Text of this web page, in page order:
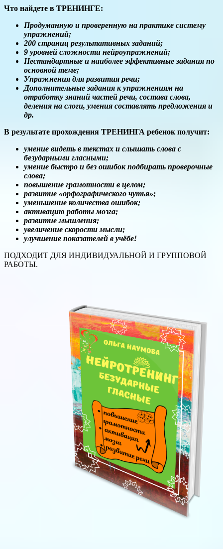
Что найдете в ТРЕНИНГЕ:
Продуманную и проверенную на практике систему
упражнений;
200 страниц результативных заданий;
9 уровней сложности нейроупражнений;
Нестандартные и наиболее эффективные задания по
основной теме;
Упражнения для развития речи;
Дополнительные задания к упражнениям на
отработку знаний частей речи, состава слова,
деления на слоги, умения составлять предложения и
др.
В результате прохождения ТРЕНИНГА ребенок получит:
умение видеть в текстах и слышать слова с
безударными гласными;
умение быстро и без ошибок подбирать проверочные
слова;
повышение грамотности в целом;
развитие «орфографического чутья»;
уменьшение количества ошибок;
активацию работы мозга;
развитие мышления;
увеличение скорости мысли;
улучшение показателей в учёбе!
ПОДХОДИТ ДЛЯ ИНДИВИДУАЛЬНОЙ И ГРУППОВОЙ
РАБОТЫ.